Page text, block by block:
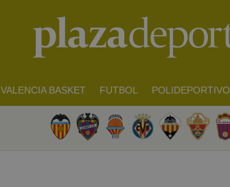
VALENCIA BASKET FUTBOL POLIDEPORTIVO